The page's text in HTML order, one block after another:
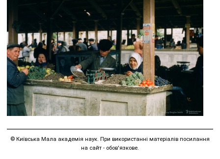
© Київська Мала академія наук. При використанні матеріалів посилання
на сайт - обов'язкове.